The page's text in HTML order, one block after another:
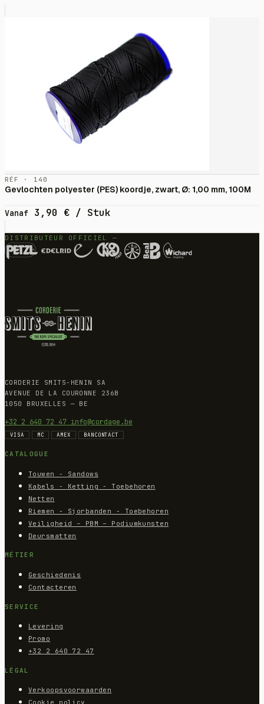
RÉF · 140
Gevlochten polyester (PES) koordje, zwart, Ø: 1,00 mm, 100M
Vanaf 3,90 € / Stuk
DISTRIBUTEUR OFFICIEL —
CORDERIE SMITS-HENIN SA
AVENUE DE LA COURONNE 236B
1050 BRUXELLES — BE
+32 2 640 72 47 info@cordage.be
VISA MC AMEX BANCONTACT
CATALOGUE
Touwen - Sandows
Kabels - Ketting - Toebehoren
Netten
Riemen - Sjorbanden - Toebehoren
Veiligheid – PBM – Podiumkunsten
Deursmatten
MÉTIER
Geschiedenis
Contacteren
SERVICE
Levering
Promo
+32 2 640 72 47
LÉGAL
Verkoopsvoorwaarden